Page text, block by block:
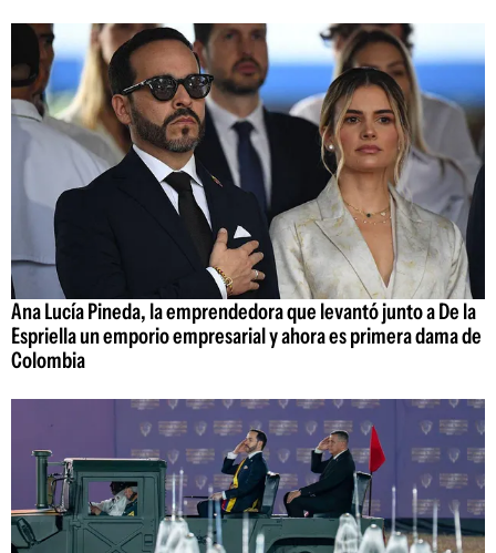
Ana Lucía Pineda, la emprendedora que levantó junto a De la
Espriella un emporio empresarial y ahora es primera dama de
Colombia